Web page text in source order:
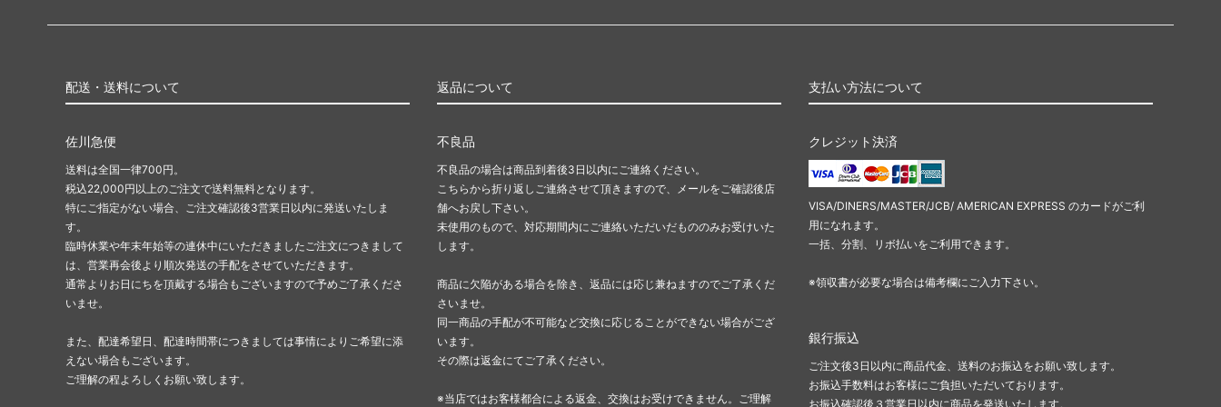
配送・送料について
佐川急便
送料は全国一律700円。
税込22,000円以上のご注文で送料無料となります。
特にご指定がない場合、ご注文確認後3営業日以内に発送いたしま
す。
臨時休業や年末年始等の連休中にいただきましたご注文につきまして
は、営業再会後より順次発送の手配をさせていただきます。
通常よりお日にちを頂戴する場合もございますので予めご了承くださ
いませ。
また、配達希望日、配達時間帯につきましては事情によりご希望に添
えない場合もございます。
ご理解の程よろしくお願い致します。
返品について
不良品
不良品の場合は商品到着後3日以内にご連絡ください。
こちらから折り返しご連絡させて頂きますので、メールをご確認後店
舗へお戻し下さい。
未使用のもので、対応期間内にご連絡いただいだもののみお受けいた
します。
商品に欠陥がある場合を除き、返品には応じ兼ねますのでご了承くだ
さいませ。
同一商品の手配が不可能など交換に応じることができない場合がござ
います。
その際は返金にてご了承ください。
※当店ではお客様都合による返金、交換はお受けできません。ご理解
支払い方法について
クレジット決済
VISA/DINERS/MASTER/JCB/ AMERICAN EXPRESS のカードがご利
用になれます。
一括、分割、リボ払いをご利用できます。
※領収書が必要な場合は備考欄にご入力下さい。
銀行振込
ご注文後3日以内に商品代金、送料のお振込をお願い致します。
お振込手数料はお客様にご負担いただいております。
お振込確認後３営業日以内に商品を発送いたします。